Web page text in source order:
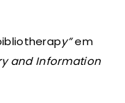
y”em
and Information